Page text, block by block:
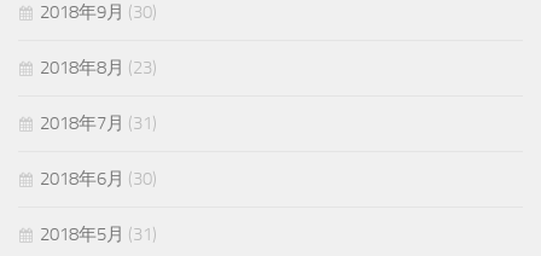
2018年9月 (30)
2018年8月 (23)
2018年7月 (31)
2018年6月 (30)
2018年5月 (31)